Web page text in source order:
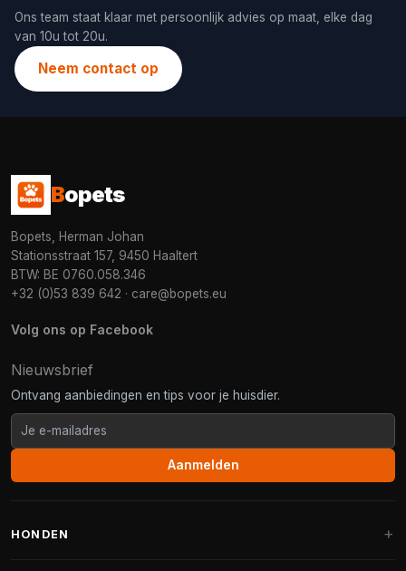
Ons team staat klaar met persoonlijk advies op maat, elke dag
van 10u tot 20u.
Neem contact op
Bopets
Bopets, Herman Johan
Stationsstraat 157, 9450 Haaltert
BTW: BE 0760.058.346
+32 (0)53 839 642 · care@bopets.eu
Volg ons op Facebook
Nieuwsbrief
Ontvang aanbiedingen en tips voor je huisdier.
Aanmelden
HONDEN